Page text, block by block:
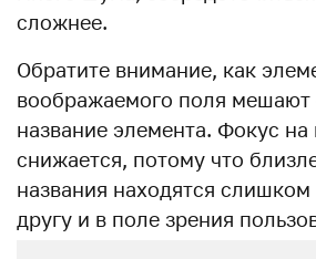
сложнее.
Обратите внимание, как
воображаемого поля мешают
название элемента. Фокус
снижается, потому что
названия находятся слишком
другу и в поле зрения